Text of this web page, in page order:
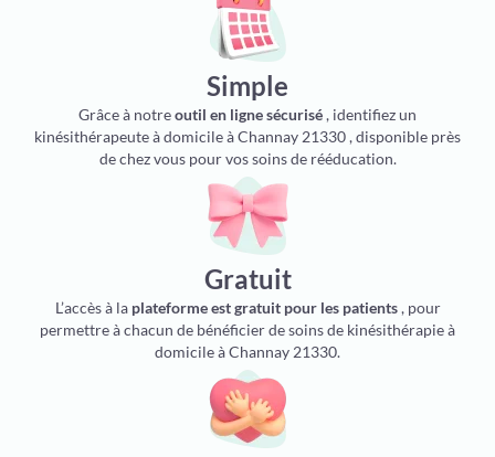
Simple
Grâce à notreoutil en ligne sécurisé, identifiez un
kinésithérapeute à domicile à Channay 21330 , disponible près
de chez vous pour vos soins de rééducation.
Gratuit
L’accès à la plateforme est gratuit pour les patients, pour
permettre à chacun de bénéficier de soins de kinésithérapie à
domicile à Channay 21330.